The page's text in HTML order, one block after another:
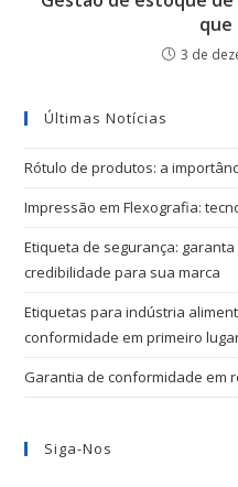
que
3 de
Últimas Notícias
Rótulo de produtos: a
Impressão em Flexografia:
Etiqueta de segurança:
credibilidade para sua marca
Etiquetas para indústria
conformidade em primeiro
Garantia de conformidade em
Siga-Nos